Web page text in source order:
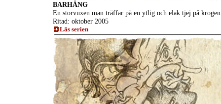
BARHÄNG
En storvuxen man träffar på en ytlig och elak tjej på
Ritad: oktober 2005
Läs serien